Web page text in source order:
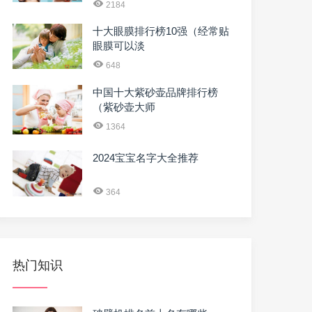
2184
十大眼膜排行榜10强（经常贴
眼膜可以淡
648
中国十大紫砂壶品牌排行榜
（紫砂壶大师
1364
2024宝宝名字大全推荐
364
热门知识